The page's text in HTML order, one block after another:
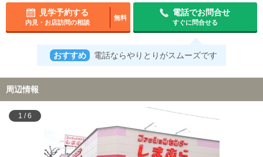
見学予約する
内見・お店訪問の相談
無料
電話でお問合せ
すぐに問合せる
おすすめ 電話ならやりとりがスムーズです
周辺情報
1 /6